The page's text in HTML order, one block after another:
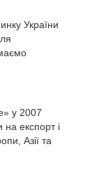
України
у 2007
експорт і
Азії та